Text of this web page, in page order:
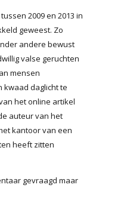
2009 en 2013 in
geweest. Zo
andere bewust
valse geruchten
mensen
kwaad daglicht te
het online artikel
auteur van het
kantoor van een
heeft zitten
gevraagd maar